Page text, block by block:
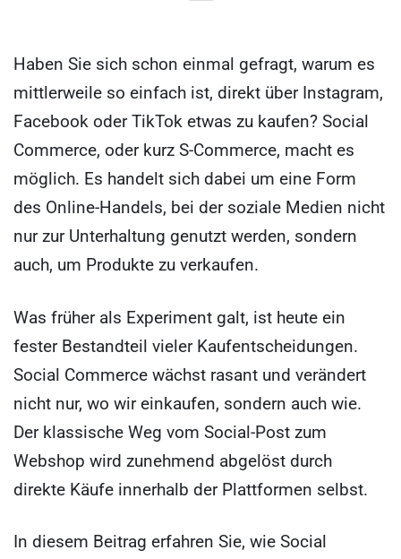
Haben Sie sich schon einmal gefragt, warum es
mittlerweile so einfach ist, direkt über Instagram,
Facebook oder TikTok etwas zu kaufen? Social
Commerce, oder kurz S-Commerce, macht es
möglich. Es handelt sich dabei um eine Form
des Online-Handels, bei der soziale Medien nicht
nur zur Unterhaltung genutzt werden, sondern
auch, um Produkte zu verkaufen.
Was früher als Experiment galt, ist heute ein
fester Bestandteil vieler Kaufentscheidungen.
Social Commerce wächst rasant und verändert
nicht nur, wo wir einkaufen, sondern auch wie.
Der klassische Weg vom Social-Post zum
Webshop wird zunehmend abgelöst durch
direkte Käufe innerhalb der Plattformen selbst.
In diesem Beitrag erfahren Sie, wie Social